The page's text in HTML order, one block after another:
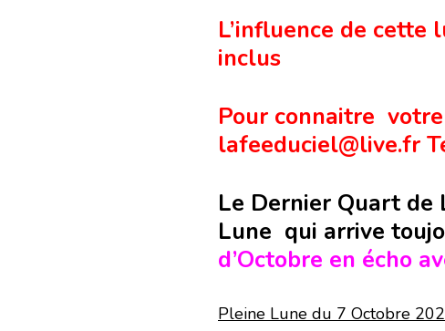
L’influence de cette
inclus
Pour connaitre
lafeeduciel@live.fr
Le Dernier Quart
Lune qui arrive
d’Octobre en écho
Pleine Lune du 7 Octobre